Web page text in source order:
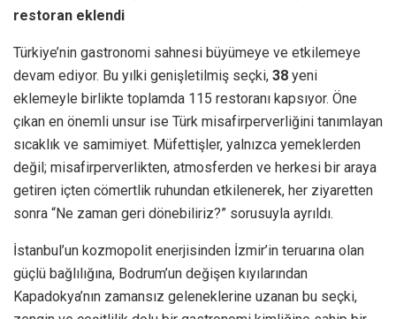
restoran eklendi
Türkiye’nin gastronomi sahnesi büyümeye ve etkilemeye
devam ediyor. Bu yılki genişletilmiş seçki, 38 yeni
eklemeyle birlikte toplamda 115 restoranı kapsıyor. Öne
çıkan en önemli unsur ise Türk misafirperverliğini tanımlayan
sıcaklık ve samimiyet. Müfettişler, yalnızca yemeklerden
değil; misafirperverlikten, atmosferden ve herkesi bir araya
getiren içten cömertlik ruhundan etkilenerek, her ziyaretten
sonra “Ne zaman geri dönebiliriz?” sorusuyla ayrıldı.
İstanbul’un kozmopolit enerjisinden İzmir’in teruarına olan
güçlü bağlılığına, Bodrum’un değişen kıyılarından
Kapadokya’nın zamansız geleneklerine uzanan bu seçki,